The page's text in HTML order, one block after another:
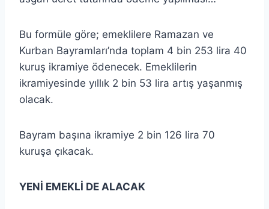
Bu formüle göre; emeklilere Ramazan ve
Kurban Bayramları’nda toplam 4 bin 253 lira 40
kuruş ikramiye ödenecek. Emeklilerin
ikramiyesinde yıllık 2 bin 53 lira artış yaşanmış
olacak.
Bayram başına ikramiye 2 bin 126 lira 70
kuruşa çıkacak.
YENİ EMEKLİ DE ALACAK